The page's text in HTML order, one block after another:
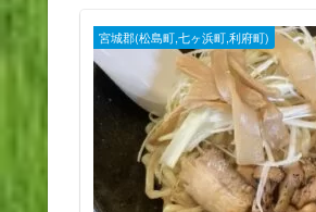
宮城郡(松島町,七ヶ浜町,利府町)